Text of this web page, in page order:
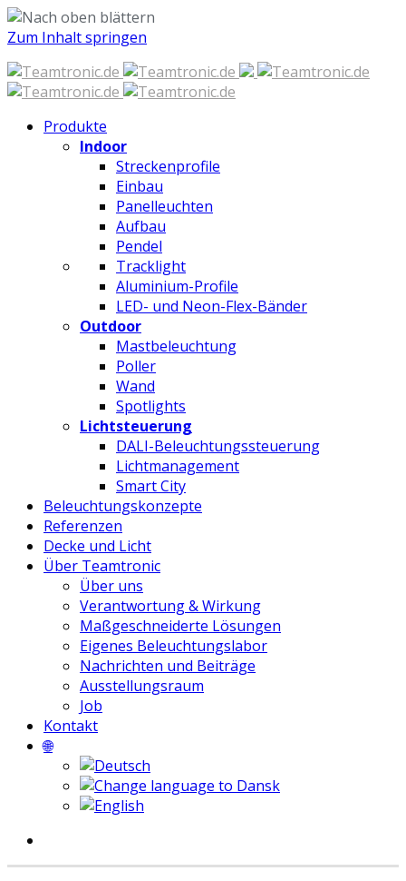
Zum Inhalt springen
Produkte
Indoor
Streckenprofile
Einbau
Panelleuchten
Aufbau
Pendel
Tracklight
Aluminium-Profile
LED- und Neon-Flex-Bänder
Outdoor
Mastbeleuchtung
Poller
Wand
Spotlights
Lichtsteuerung
DALI-Beleuchtungssteuerung
Lichtmanagement
Smart City
Beleuchtungskonzepte
Referenzen
Decke und Licht
Über Teamtronic
Über uns
Verantwortung & Wirkung
Maßgeschneiderte Lösungen
Eigenes Beleuchtungslabor
Nachrichten und Beiträge
Ausstellungsraum
Job
Kontakt
🌐